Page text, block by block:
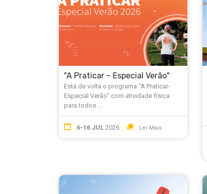
"A Praticar – Especial Verão"
Está de volta o programa “A Praticar-
Especial Verão” com atividade física
para todos ...
6-16 JUL 2026 Ler Mais